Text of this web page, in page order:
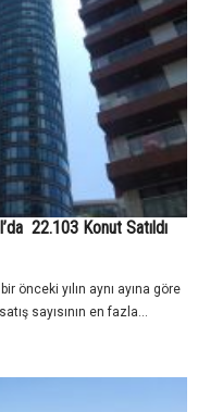
22.103 Konut Satıldı
önceki yılın aynı ayına göre
sayısının en fazla...